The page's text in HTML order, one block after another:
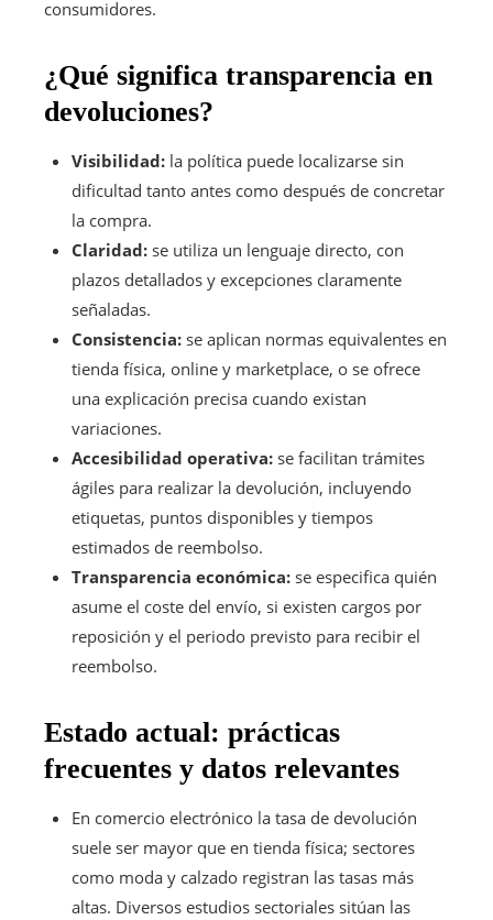
consumidores.
¿Qué significa transparencia en
devoluciones?
Visibilidad: la política puede localizarse sin
dificultad tanto antes como después de concretar
la compra.
Claridad: se utiliza un lenguaje directo, con
plazos detallados y excepciones claramente
señaladas.
Consistencia: se aplican normas equivalentes en
tienda física, online y marketplace, o se ofrece
una explicación precisa cuando existan
variaciones.
Accesibilidad operativa: se facilitan trámites
ágiles para realizar la devolución, incluyendo
etiquetas, puntos disponibles y tiempos
estimados de reembolso.
Transparencia económica: se especifica quién
asume el coste del envío, si existen cargos por
reposición y el periodo previsto para recibir el
reembolso.
Estado actual: prácticas
frecuentes y datos relevantes
En comercio electrónico la tasa de devolución
suele ser mayor que en tienda física; sectores
como moda y calzado registran las tasas más
altas. Diversos estudios sectoriales sitúan las